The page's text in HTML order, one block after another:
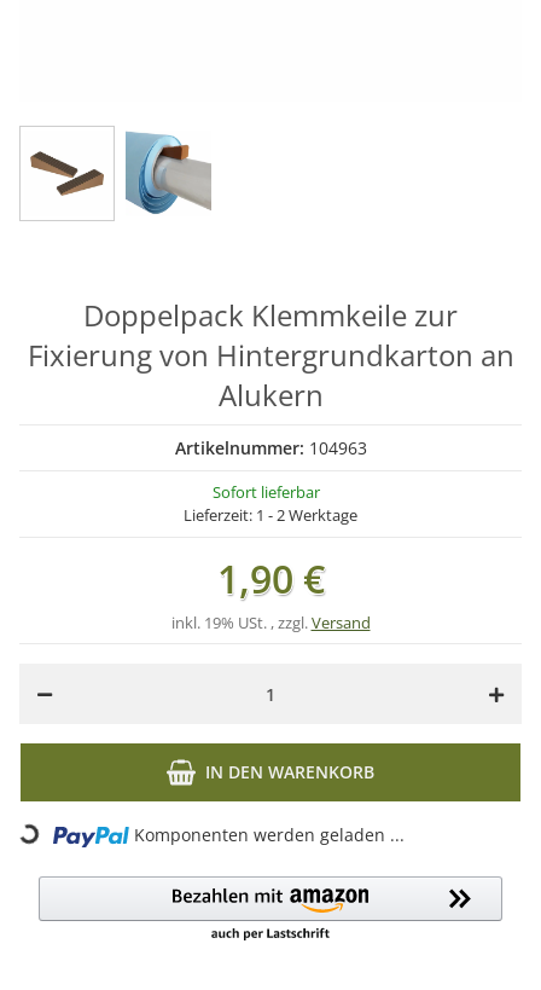
Doppelpack Klemmkeile zur
Fixierung von Hintergrundkarton an
Alukern
Artikelnummer: 104963
Sofort lieferbar
Lieferzeit: 1 - 2 Werktage
1,90 €
inkl. 19% USt. , zzgl.Versand
IN DEN WARENKORB
Loading... Komponenten werden geladen ...